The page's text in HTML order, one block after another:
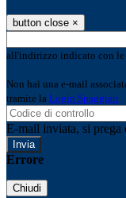
button close ×
all'indirizzo indicato con le
Non hai una e-mail
tramite la Login Spaggiari
E-mail inviata, si prega
Errore
Chiudi